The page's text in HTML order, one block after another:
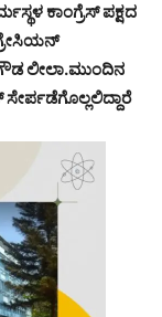
ಕಾಂಗ್ರೆಸ್ ಪಕ್ಷದ
ಗೌಡ ಲೀಲಾ.ಮುಂದಿನ